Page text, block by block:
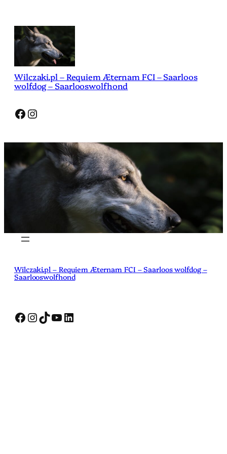
Wilczaki.pl – Requiem Æternam FCI – Saarloos
wolfdog – Saarlooswolfhond
Facebook
Instagram
Wilczaki.pl – Requiem Æternam FCI – Saarloos wolfdog –
Saarlooswolfhond
Facebook
Instagram
TikTok
YouTube
LinkedIn